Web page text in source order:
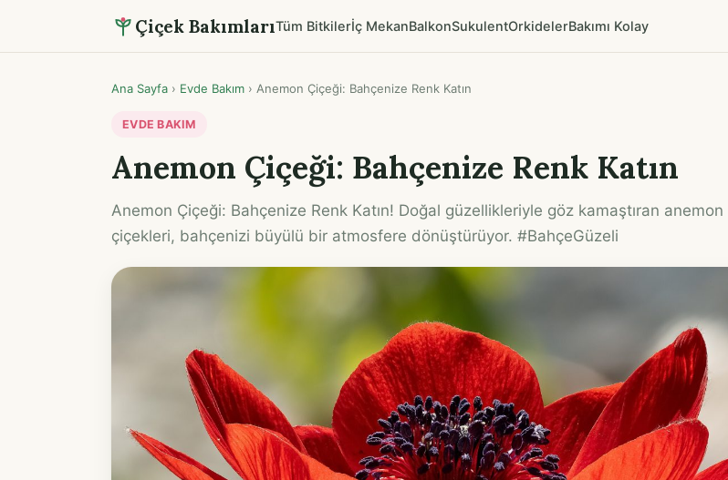
Çiçek BakımlarıTüm Bitkilerİç MekanBalkonSukulentOrkidelerBakımı Kolay
Ana Sayfa › Evde Bakım › Anemon Çiçeği: Bahçenize Renk Katın
EVDE BAKIM
Anemon Çiçeği: Bahçenize Renk Katın
Anemon Çiçeği: Bahçenize Renk Katın! Doğal güzellikleriyle göz kamaştıran anemon
çiçekleri, bahçenizi büyülü bir atmosfere dönüştürüyor. #BahçeGüzeli